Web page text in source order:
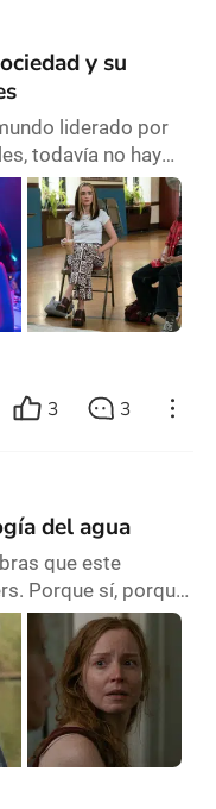
y su
liderado por
todavía no hay
este nuevo
cómo
La cultura de los
de popularidad
escenario de las
lo
3 3
del agua
que este
Porque sí, porque
el factor sorpresa
de M. Night
este film – pero en
lake” es en
de Max (antes
misterio